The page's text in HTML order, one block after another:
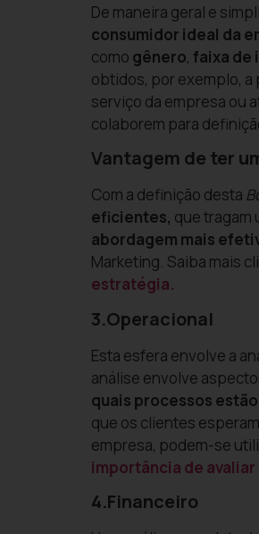
De maneira geral e
consumidor ideal da
como gênero, faixa de
obtidos, por exemplo, a
serviço da empresa ou
colaborem para
Vantagem de ter
Com a definição desta
eficientes, que tragam
abordagem mais
Marketing. Saiba mais
estratégia.
3.Operacional
Esta esfera envolve a
análise envolve
quais processos
que os clientes
empresa, podem-se
importância de
4.Financeiro